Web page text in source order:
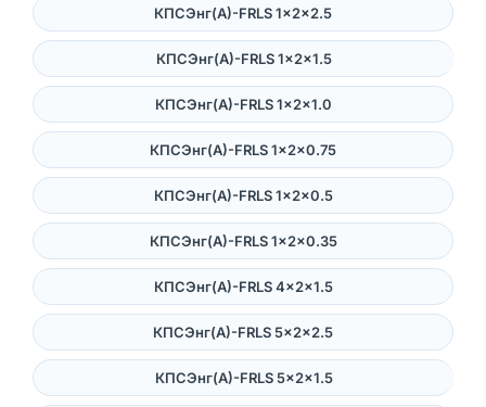
КПСЭнг(А)-FRLS 1×2×2.5
КПСЭнг(А)-FRLS 1×2×1.5
КПСЭнг(А)-FRLS 1×2×1.0
КПСЭнг(А)-FRLS 1×2×0.75
КПСЭнг(А)-FRLS 1×2×0.5
КПСЭнг(А)-FRLS 1×2×0.35
КПСЭнг(А)-FRLS 4×2×1.5
КПСЭнг(А)-FRLS 5×2×2.5
КПСЭнг(А)-FRLS 5×2×1.5